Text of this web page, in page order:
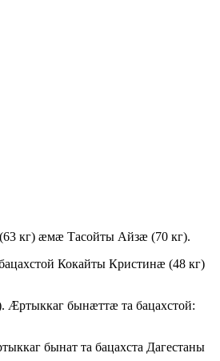
кг) æмæ Тасойты Айзæ (70 кг).
Кокайты Кристинæ (48 кг)
бынæттæ та бацахстой:
бынат та бацахста Дагестаны